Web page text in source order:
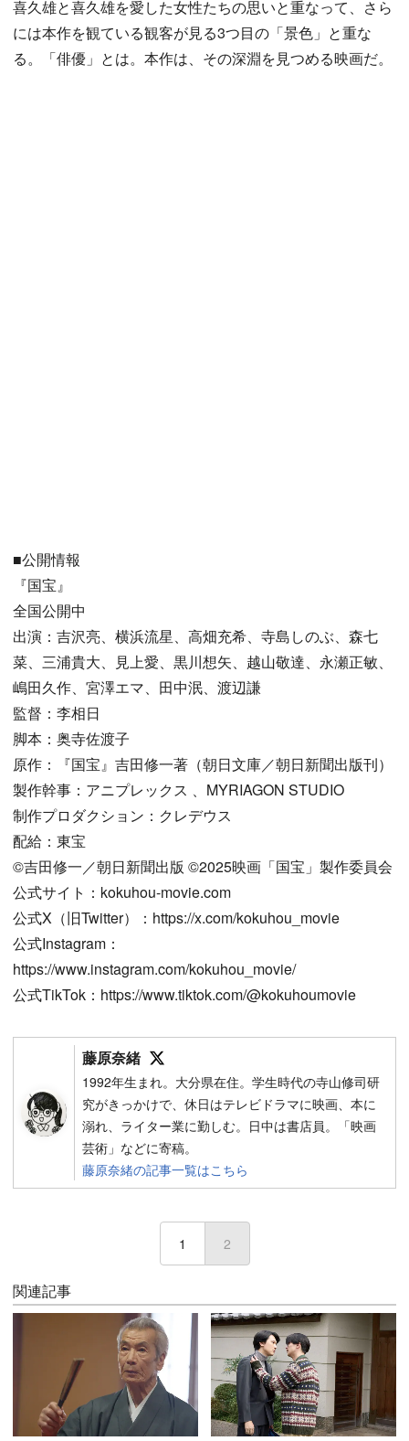
喜久雄と喜久雄を愛した女性たちの思いと重なって、さら
には本作を観ている観客が見る3つ目の「景色」と重な
る。「俳優」とは。本作は、その深淵を見つめる映画だ。
■公開情報
『国宝』
全国公開中
出演：吉沢亮、横浜流星、高畑充希、寺島しのぶ、森七
菜、三浦貴大、見上愛、黒川想矢、越山敬達、永瀬正敏、
嶋田久作、宮澤エマ、田中泯、渡辺謙
監督：李相日
脚本：奥寺佐渡子
原作：『国宝』吉田修一著（朝日文庫／朝日新聞出版刊）
製作幹事：アニプレックス 、MYRIAGON STUDIO
制作プロダクション：クレデウス
配給：東宝
©吉田修一／朝日新聞出版 ©2025映画「国宝」製作委員会
公式サイト：kokuhou-movie.com
公式X（旧Twitter）：https://x.com/kokuhou_movie
公式Instagram：
https://www.instagram.com/kokuhou_movie/
公式TikTok：https://www.tiktok.com/@kokuhoumovie
藤原奈緒
1992年生まれ。大分県在住。学生時代の寺山修司研
究がきっかけで、休日はテレビドラマに映画、本に
溺れ、ライター業に勤しむ。日中は書店員。「映画
芸術」などに寄稿。
藤原奈緒の記事一覧はこちら
1 2
関連記事